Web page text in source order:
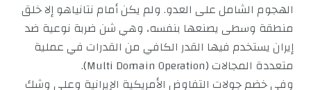
الهجوم الشامل على العدو. ولم يكن أمام نتانياهو إلا خلق
منطقة وسطى يصنعها بنفسه، وهي شن ضربة نوعية ضد
إيران يستخدم فيها القدر الكافي من القدرات في عملية
متعددة المجالات (Multi Domain Operation).
وفي خضم جولات التفاوض الأمريكية الإيرانية وعلى وشك